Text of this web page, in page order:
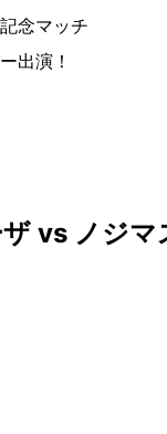
念マッチ
出演！
vs ノジ